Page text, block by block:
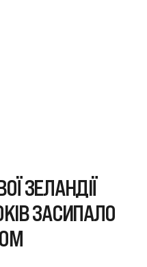
ЗЕЛАНДІЇ
ЗАСИПАЛО